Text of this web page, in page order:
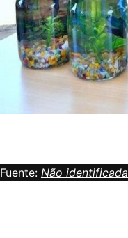
Fuente: Não identificada